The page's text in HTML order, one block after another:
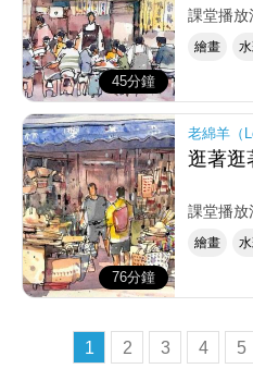
45分鐘
課堂播放
繪畫
76分鐘
老綿羊（
逛著逛
課堂播放
繪畫
1 2 3 4 5